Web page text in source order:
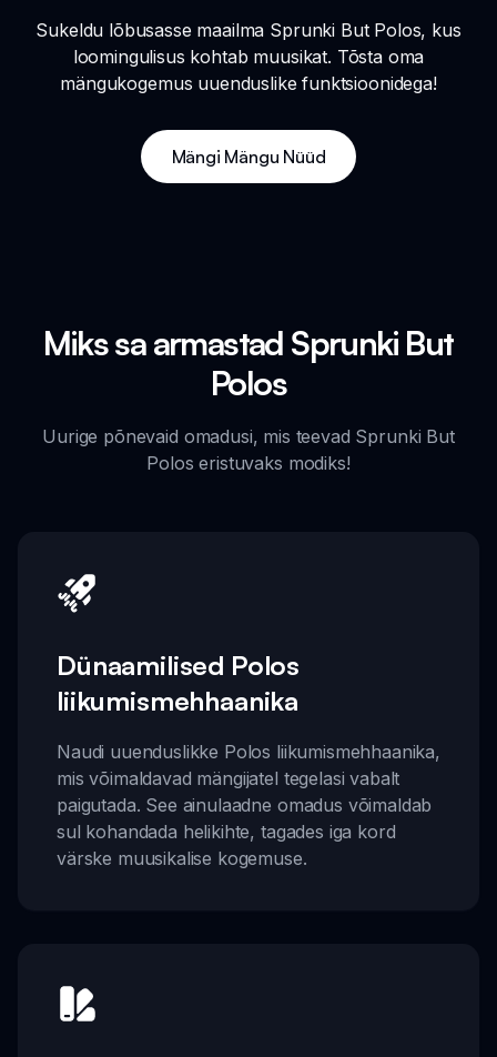
Sukeldu lõbusasse maailma Sprunki But Polos, kus
loomingulisus kohtab muusikat. Tõsta oma
mängukogemus uuenduslike funktsioonidega!
Mängi Mängu Nüüd
Miks sa armastad Sprunki But
Polos
Uurige põnevaid omadusi, mis teevad Sprunki But
Polos eristuvaks modiks!
Dünaamilised Polos
liikumismehhaanika
Naudi uuenduslikke Polos liikumismehhaanika,
mis võimaldavad mängijatel tegelasi vabalt
paigutada. See ainulaadne omadus võimaldab
sul kohandada helikihte, tagades iga kord
värske muusikalise kogemuse.